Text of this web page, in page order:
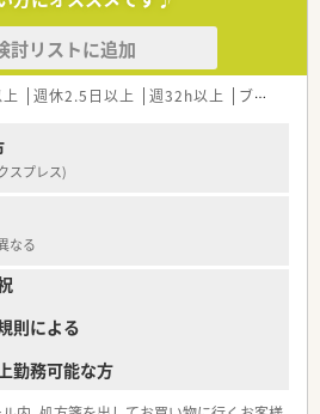
ムワーク」が重要と考えており、社員同士の
重視しております。効率的な業務を行う
にしております
討リストに追加
週休2.5日以上 週32h以上 ブランク可
スプレス)
なる
則による
勤務可能な方